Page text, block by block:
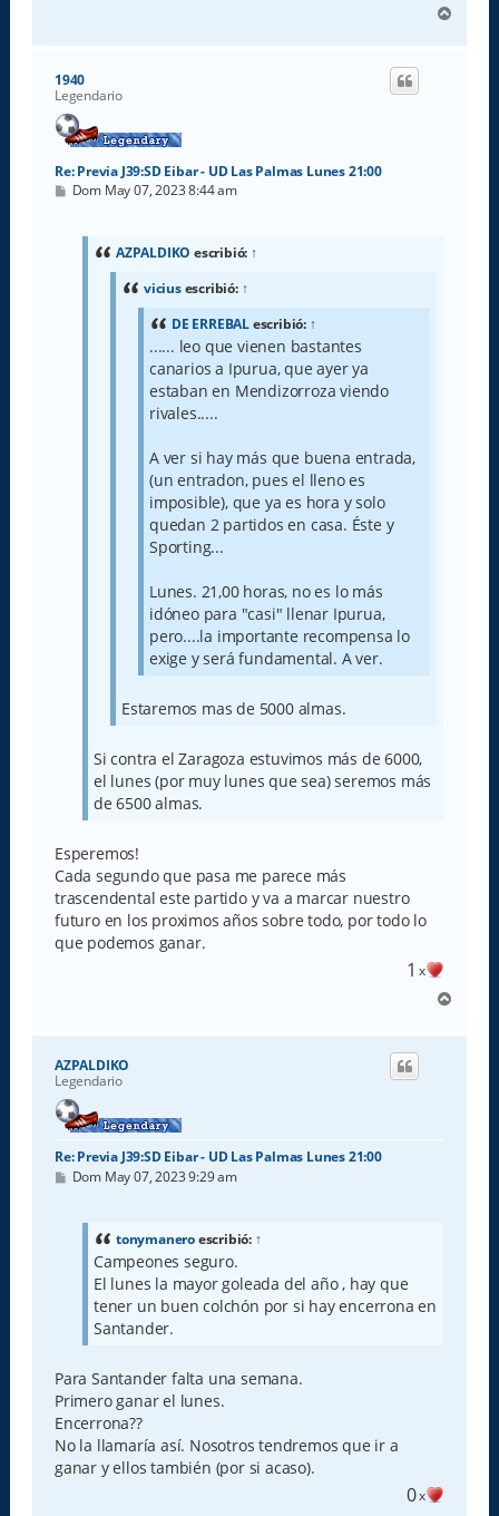
r
1940
Legendario
Re: Previa J39:SD Eibar - UD Las Palmas Lunes 21:00
M
Dom May 07, 2023 8:44 am
AZPALDIKO escribió: ↑
viciusescribió: ↑
DE ERREBALescribió: ↑
...... leo que vienen bastantes
canarios a Ipurua, que ayer ya
estaban en Mendizorroza viendo
rivales.....
A ver si hay más que buena entrada,
(un entradon, pues el lleno es
imposible), que ya es hora y solo
quedan 2 partidos en casa. Éste y
Sporting...
Lunes. 21,00 horas, no es lo más
idóneo para "casi" llenar Ipurua,
pero....la importante recompensa lo
exige y será fundamental. A ver.
Estaremos mas de 5000 almas.
Si contra el Zaragoza estuvimos más de 6000,
el lunes (por muy lunes que sea) seremos más
de 6500 almas.
Esperemos!
Cada segundo que pasa me parece más
trascendental este partido y va a marcar nuestro
futuro en los proximos años sobre todo, por todo lo
que podemos ganar.
1 x
r
AZPALDIKO
Legendario
Re: Previa J39:SD Eibar - UD Las Palmas Lunes 21:00
M
Dom May 07, 2023 9:29 am
tonymaneroescribió: ↑
Campeones seguro.
El lunes la mayor goleada del año , hay que
tener un buen colchón por si hay encerrona en
Santander.
Para Santander falta una semana.
Primero ganar el lunes.
Encerrona??
No la llamaría así. Nosotros tendremos que ir a
ganar y ellos también (por si acaso).
0x